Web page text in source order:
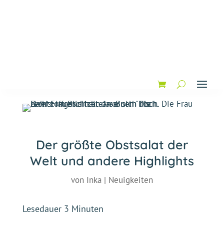
Der größte Obstsalat der
Welt und andere Highlights
von Inka| Neuigkeiten
Lesedauer 3 Minuten